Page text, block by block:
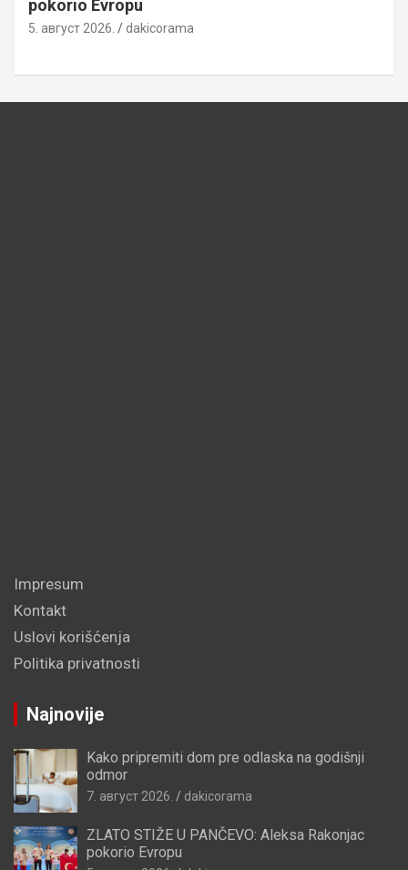
pokorio Evropu
5. август 2026. dakicorama
Impresum
Kontakt
Uslovi korišćenja
Politika privatnosti
Najnovije
Kako pripremiti dom pre odlaska na godišnji
odmor
7. август 2026. dakicorama
ZLATO STIŽE U PANČEVO: Aleksa Rakonjac
pokorio Evropu